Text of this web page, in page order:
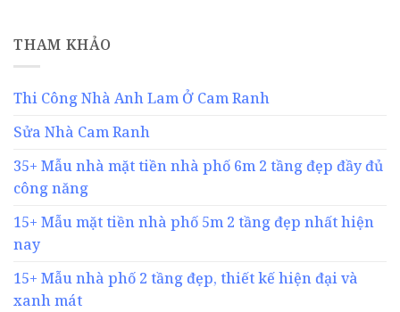
THAM KHẢO
Thi Công Nhà Anh Lam Ở Cam Ranh
Sửa Nhà Cam Ranh
35+ Mẫu nhà mặt tiền nhà phố 6m 2 tầng đẹp đầy đủ
công năng
15+ Mẫu mặt tiền nhà phố 5m 2 tầng đẹp nhất hiện
nay
15+ Mẫu nhà phố 2 tầng đẹp, thiết kế hiện đại và
xanh mát